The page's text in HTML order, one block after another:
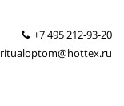
+7 495 212-93-20
ritualoptom@hottex.ru